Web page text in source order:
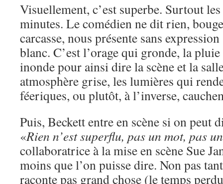
Visuellement, c’est superbe. Surtout
minutes. Le comédien ne dit rien,
carcasse, nous présente sans
blanc. C’est l’orage qui gronde, la
inonde pour ainsi dire la scène et la
atmosphère grise, les lumières qui
féeriques, ou plutôt, à l’inverse,
Puis, Beckett entre en scène si on peut
«Rien n’est superflu, pas un mot, pas
collaboratrice à la mise en scène Sue
moins que l’on puisse dire. Non pas
raconte pas grand chose (le temps